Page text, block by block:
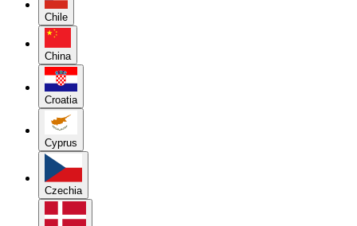
Chile
China
Croatia
Cyprus
Czechia